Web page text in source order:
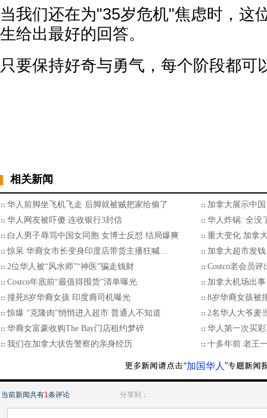
当我们还在为"35岁危机"焦虑时，这
生给出最好的回答。
只要保持好奇与勇气，每个阶段都可
相关新闻
华人前脚坐飞机飞走 后脚就被贼把家给偷了
加拿大展示中
华人网友被吓傻 连收银行3封信
华人炸锅: 全没
白人男子辱骂中国女同胞 女博士反怼 结局爆爽
重大变化 加拿
惊呆 华裔女市长变身印度店带货主播狂喊…
加拿大超市发
2位华人被“风水师”“神医”骗走钱财
Costco老会员
Costco年底前“最值得囤货”清单曝光
加拿大机场出
撞死8岁华裔女孩 印度裔司机曝光
8岁华裔女孩被
惊爆 “克隆肉”悄悄进入超市 普通人不知道
2名华人大爷麦
华裔女富豪收购The Bay门店租约梦碎
华人第一次买
我们在加拿大状告警察的亲身经历
十多年前 老王
“加国华人”
当前新闻共有1条评论 分享到：